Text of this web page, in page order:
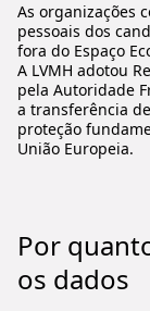
As organizações
pessoais dos
fora do Espaço
A LVMH adotou
pela Autoridade
a transferência
proteção
União Europeia.
Por
os dados